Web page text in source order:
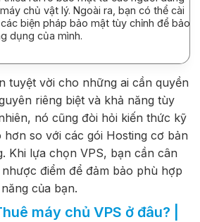
chủ vật lý. Ngoài ra, bạn có thể cài
biện pháp bảo mật tùy chỉnh để bảo
dụng của mình.
tuyệt vời cho những ai cần quyền
riêng biệt và khả năng tùy
nó cũng đòi hỏi kiến thức kỹ
so với các gói Hosting cơ bản
Khi lựa chọn VPS, bạn cần cân
điểm để đảm bảo phù hợp
của bạn.
máy chủ VPS ở đâu? |